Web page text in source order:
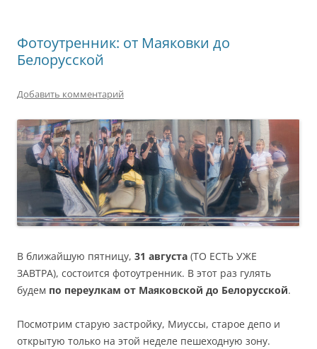
Фотоутренник: от Маяковки до
Белорусской
Добавить комментарий
В ближайшую пятницу, 31 августа (ТО ЕСТЬ УЖЕ
ЗАВТРА), состоится фотоутренник. В этот раз гулять
будем по переулкам от Маяковской до Белорусской.
Посмотрим старую застройку, Миуссы, старое депо и
открытую только на этой неделе пешеходную зону.